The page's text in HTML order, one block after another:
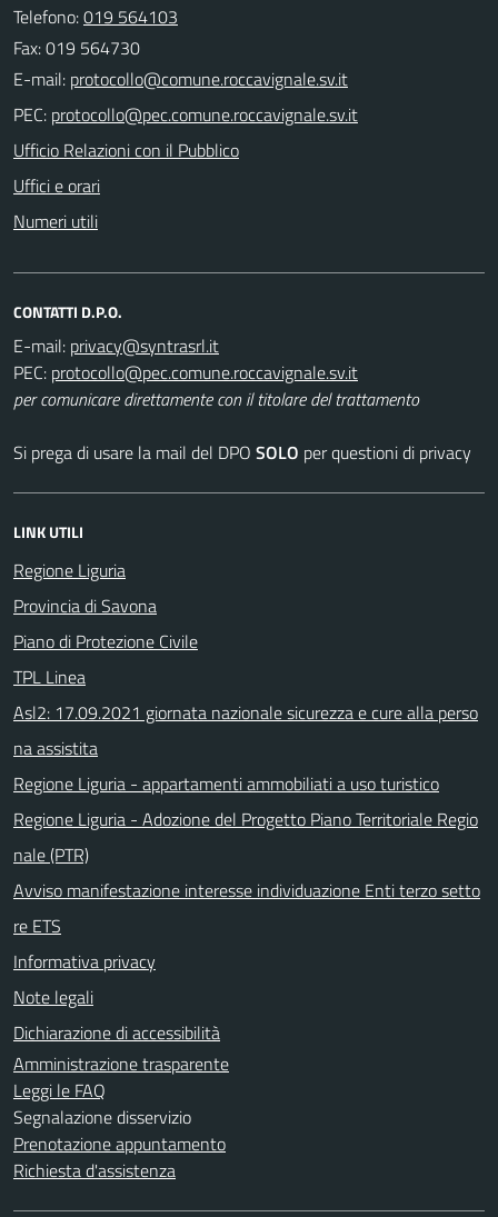
Telefono:019 564103
Fax: 019 564730
E-mail:
PEC:
Ufficio Relazioni con il Pubblico
Uffici e orari
Numeri utili
CONTATTI D.P.O.
E-mail:
PEC:
per comunicare direttamente con il titolare del trattamento
Si prega di usare la mail del DPO SOLO per questioni di privacy
LINK UTILI
Regione Liguria
Provincia di Savona
Piano di Protezione Civile
TPL Linea
Asl2: 17.09.2021 giornata nazionale sicurezza e cure alla perso
na assistita
Regione Liguria - appartamenti ammobiliati a uso turistico
Regione Liguria - Adozione del Progetto Piano Territoriale Regio
nale (PTR)
Avviso manifestazione interesse individuazione Enti terzo setto
re ETS
Informativa privacy
Note legali
Dichiarazione di accessibilità
Amministrazione trasparente
Leggi le FAQ
Segnalazione disservizio
Prenotazione appuntamento
Richiesta d'assistenza